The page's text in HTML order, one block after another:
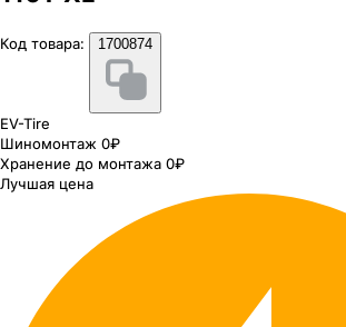
Код товара: 1700874
EV-Tire
Шиномонтаж 0₽
Хранение до монтажа 0₽
Лучшая цена